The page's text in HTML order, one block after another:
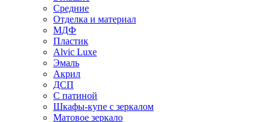
Средние
Отделка и материал
МДФ
Пластик
Alvic Luxe
Эмаль
Акрил
ДСП
С патиной
Шкафы-купе с зеркалом
Матовое зеркало